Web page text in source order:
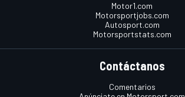
Motor1.com
Motorsportjobs.com
Autosport.com
Motorsportstats.com
Contáctanos
Comentarios